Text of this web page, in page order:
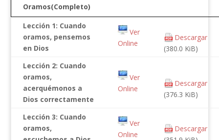
Oramos(Completo)
Lección 1: Cuando
oramos, pensemos
en Dios
Ver
Online
Descargar
(380.0 KiB)
Lección 2: Cuando
oramos,
acerquémonos a
Dios correctamente
Ver
Online
Descargar
(376.3 KiB)
Lección 3: Cuando
oramos,
Ver
Online
Descargar